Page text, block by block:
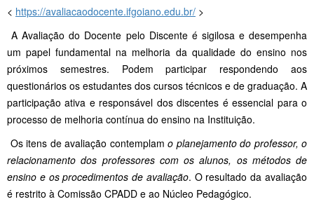
< https://avaliacaodocente.ifgoiano.edu.br/ >
A Avaliação do Docente pelo Discente é sigilosa e desempenha
um papel fundamental na melhoria da qualidade do ensino nos
próximos semestres. Podem participar respondendo aos
questionários os estudantes dos cursos técnicos e de graduação. A
participação ativa e responsável dos discentes é essencial para o
processo de melhoria contínua do ensino na Instituição.
Os itens de avaliação contemplam o planejamento do professor, o
relacionamento dos professores com os alunos, os métodos de
ensino e os procedimentos de avaliação. O resultado da avaliação
é restrito à Comissão CPADD e ao Núcleo Pedagógico.